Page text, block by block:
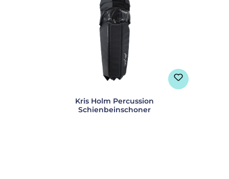
Kris Holm Percussion
Schienbeinschoner